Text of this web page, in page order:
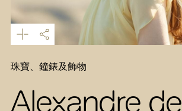
珠寶、鐘錶及飾物
Alexandre de